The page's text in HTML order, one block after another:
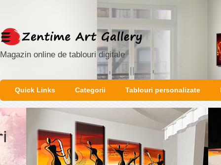
Magazin online de tablouri digitale
Quick Links Categorii Tablouri personalizate